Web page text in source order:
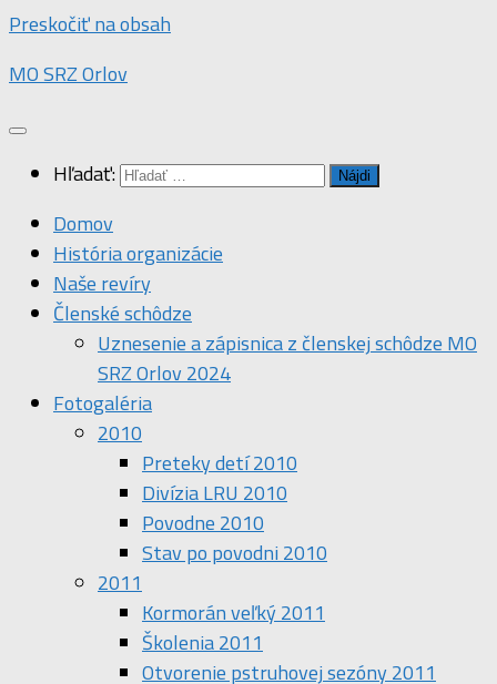
Preskočiť na obsah
MO SRZ Orlov
Hľadať:
Domov
História organizácie
Naše revíry
Členské schôdze
Uznesenie a zápisnica z členskej schôdze MO
SRZ Orlov 2024
Fotogaléria
2010
Preteky detí 2010
Divízia LRU 2010
Povodne 2010
Stav po povodni 2010
2011
Kormorán veľký 2011
Školenia 2011
Otvorenie pstruhovej sezóny 2011